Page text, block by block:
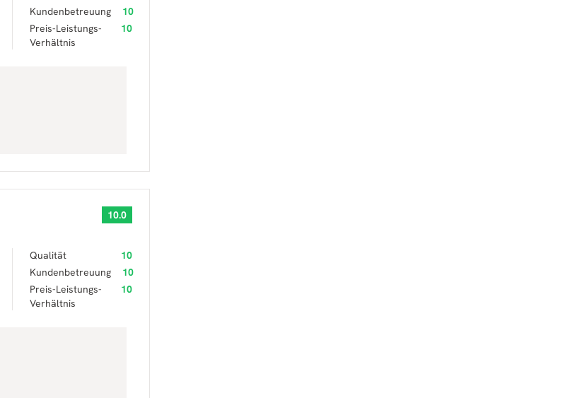
Kundenbetreuung
10
Preis-Leistungs-
Verhältnis
10
10.0
Qualität
10
Kundenbetreuung
10
Preis-Leistungs-
Verhältnis
10